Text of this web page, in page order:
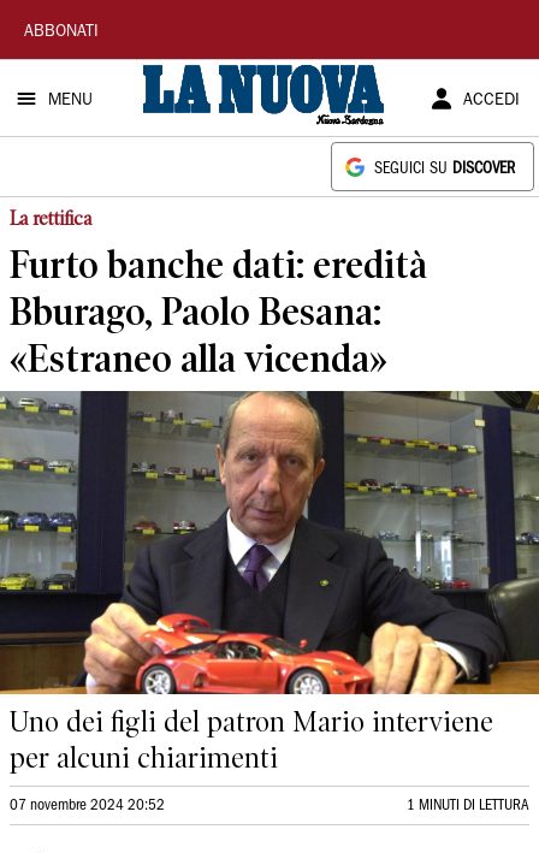
La
Nuova
Sardegna
ABBONATI
MENU ACCEDI
SEGUICI SU DISCOVER
La rettifica
Furto banche dati: eredità
Bburago, Paolo Besana:
«Estraneo alla vicenda»
Uno dei figli del patron Mario interviene
per alcuni chiarimenti
07 novembre 2024 20:52 1 MINUTI DI LETTURA